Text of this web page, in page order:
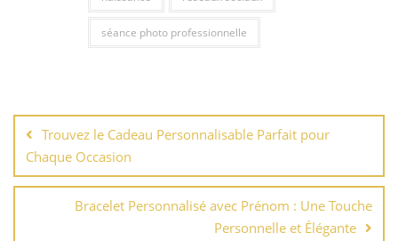
séance photo professionnelle
de
l’article
Trouvez le Cadeau Personnalisable Parfait pour
Chaque Occasion
Bracelet Personnalisé avec Prénom : Une Touche
Personnelle et Élégante